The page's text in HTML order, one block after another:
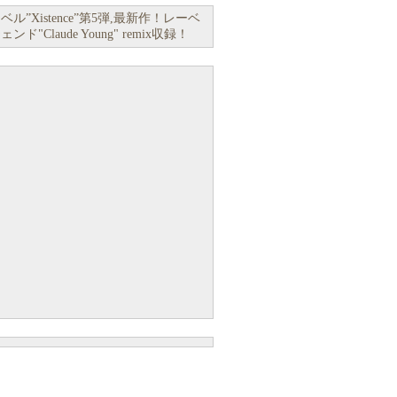
ル”Xistence”第5弾,最新作！レーベ
ド"Claude Young" remix収録！